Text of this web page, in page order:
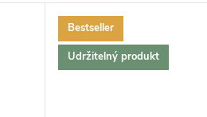
Bestseller
Udržitelný produkt